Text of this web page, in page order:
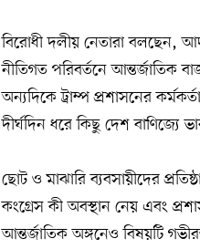
বিরোধী দলীয় নেতারা বলছেন,
নীতিগত পরিবর্তনে আন্তর্জাতিক
অন্যদিকে ট্রাম্প প্রশাসনের
দীর্ঘদিন ধরে কিছু দেশ বাণিজ্যে
ছোট ও মাঝারি ব্যবসায়ীদের
কংগ্রেস কী অবস্থান নেয় এবং
আন্তর্জাতিক অঙ্গনেও বিষয়টি